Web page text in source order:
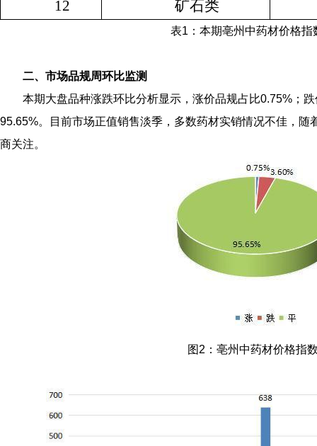
12
矿石类
表1：本期亳州中药材价格指
二、市场品规周环比监测
本期大盘品种涨跌环比分析显示，涨价品规占比0.75%；
95.65%。目前市场正值销售淡季，多数药材实销情况不佳，随
商关注。
图2：亳州中药材价格指